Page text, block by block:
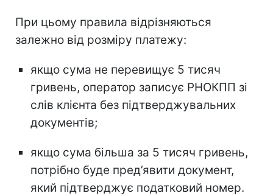
При цьому правила відрізняються
залежно від розміру платежу:
якщо сума не перевищує 5 тисяч
гривень, оператор записує РНОКПП зі
слів клієнта без підтверджувальних
документів;
якщо сума більша за 5 тисяч гривень,
потрібно буде пред’явити документ,
який підтверджує податковий номер.